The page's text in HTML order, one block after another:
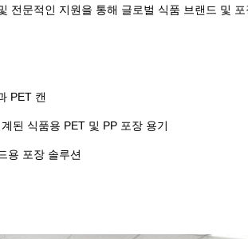
전문적인 지원을 통해 글로벌 식품 브랜드 및
PET 캔
된 식품용 PET 및 PP 포장 용기
용 포장 솔루션